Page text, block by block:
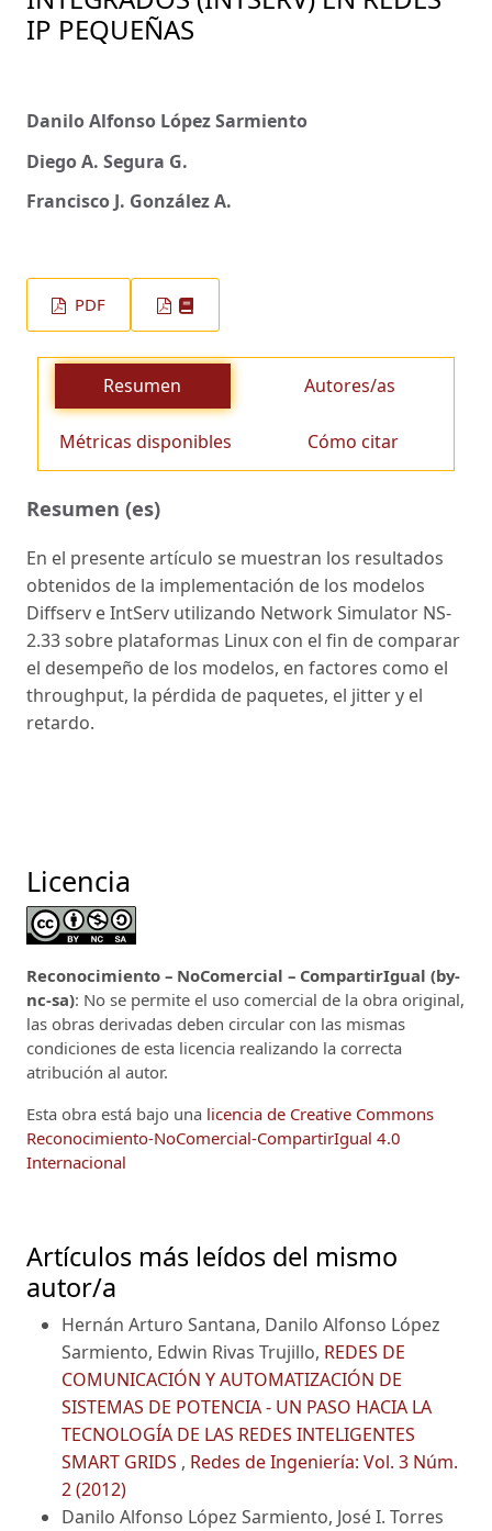
IP PEQUEÑAS
Danilo Alfonso López Sarmiento
Diego A. Segura G.
Francisco J. González A.
PDF
Resumen Autores/as
Métricas disponibles Cómo citar
Resumen (es)
En el presente artículo se muestran los resultados
obtenidos de la implementación de los modelos
Diffserv e IntServ utilizando Network Simulator NS-
2.33 sobre plataformas Linux con el fin de comparar
el desempeño de los modelos, en factores como el
throughput, la pérdida de paquetes, el jitter y el
retardo.
Licencia
Reconocimiento – NoComercial – CompartirIgual (by-
nc-sa): No se permite el uso comercial de la obra original,
las obras derivadas deben circular con las mismas
condiciones de esta licencia realizando la correcta
atribución al autor.
Esta obra está bajo una licencia de Creative Commons
Reconocimiento-NoComercial-CompartirIgual 4.0
Internacional
Artículos más leídos del mismo
autor/a
Hernán Arturo Santana, Danilo Alfonso López
Sarmiento, Edwin Rivas Trujillo, REDES DE
COMUNICACIÓN Y AUTOMATIZACIÓN DE
SISTEMAS DE POTENCIA - UN PASO HACIA LA
TECNOLOGÍA DE LAS REDES INTELIGENTES
SMART GRIDS , Redes de Ingeniería: Vol. 3 Núm.
2 (2012)
Danilo Alfonso López Sarmiento, José I. Torres